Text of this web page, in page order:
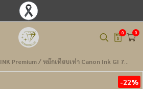
0 0
INK Premium / หมึกเทียบเท่า Canon Ink GI 790 BK,C,M,Y
-22%